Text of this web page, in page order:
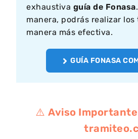
exhaustiva guía de Fonasa
manera, podrás realizar
manera más efectiva.
GUÍA FONASA
⚠️ Aviso